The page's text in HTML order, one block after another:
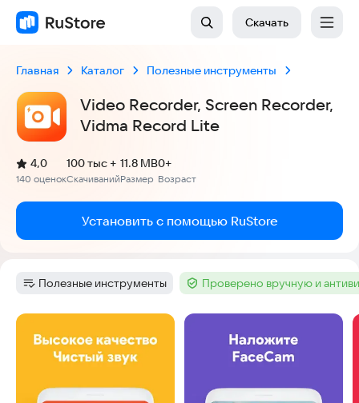
Скачать
Главная Каталог Полезные инструменты
Video Recorder, Screen Recorder,
Vidma Record Lite
Рейтинг:
4,0
(
140 оценок
)
Скачиваний
100 тыс +
Размер
11.8 MB
Возраст
0+
Установить с помощью RuStore
Категория:
Полезные инструменты Тег :Проверено вручную и
Скриншоты